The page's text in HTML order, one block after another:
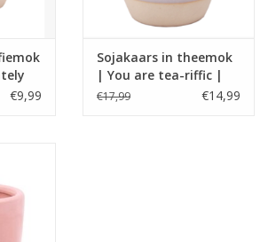
€9,99
Sojakaars in theemok
| You are tea-riffic |
My Flame
€17,99 €14,99